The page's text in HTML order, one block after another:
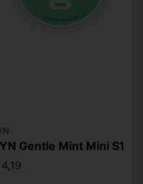
Gentle Mint Mini S1